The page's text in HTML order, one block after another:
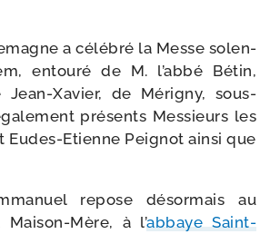
a célé­bré la Messe solen­
entou­ré de M. l’ab­bé Bétin,
​Xavier, de Mérigny, sous-​
pré­sents Messieurs les
Eudes-​Etienne Peignot ain­si que
repose désor­mais au
​Mère, à l’abbaye Saint-​